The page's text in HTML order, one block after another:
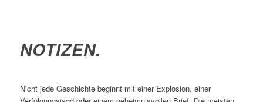
NOTIZEN.
Nicht jede Geschichte beginnt mit einer Explosion, einer